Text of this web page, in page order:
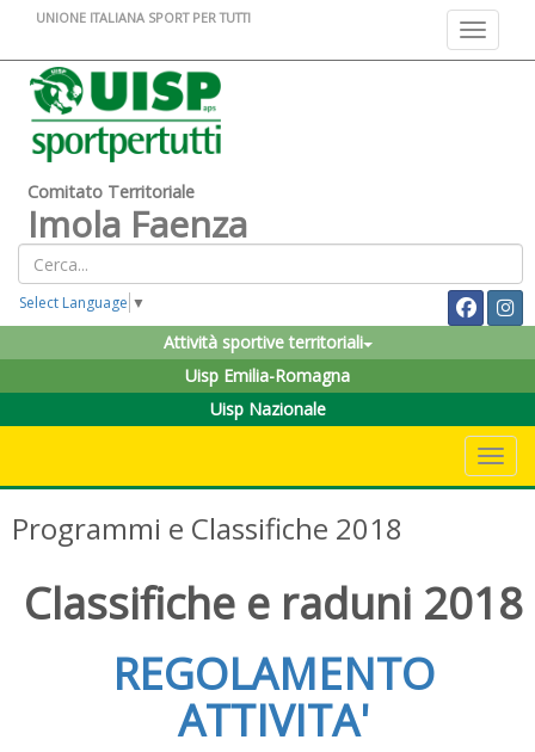
Toggle
UNIONE ITALIANA SPORT PER TUTTI
Comitato Territoriale
Imola Faenza
Select Language ▼
Attività sportive territoriali
Uisp Emilia-Romagna
Uisp Nazionale
Programmi e Classifiche 2018
Classifiche e raduni 2018
REGOLAMENTO
ATTIVITA'